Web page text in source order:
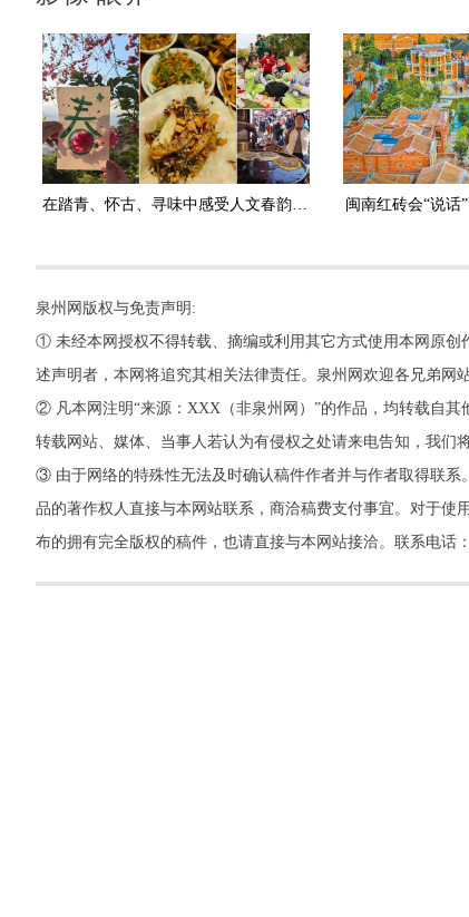
闽南红砖会“说话
泉州网版权与免责声明:
① 未经本网授权不得转载、摘编或利用其它方式使用本网原创
述声明者，本网将追究其相关法律责任。泉州网欢迎各兄弟网
② 凡本网注明“来源：XXX（非泉州网）”的作品，均转载自
转载网站、媒体、当事人若认为有侵权之处请来电告知，我们
③ 由于网络的特殊性无法及时确认稿件作者并与作者取得联
品的著作权人直接与本网站联系，商洽稿费支付事宜。对于
布的拥有完全版权的稿件，也请直接与本网站接洽。联系电话：